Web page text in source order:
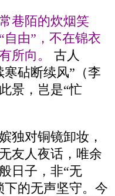
巷陌的炊烟笑
由”，不在锦衣
所向。
古人
砧断续风”（李
景，岂是“忙
独对铜镜卸妆，
友人夜话，唯余
日子，非“无
下的无声坚守。今